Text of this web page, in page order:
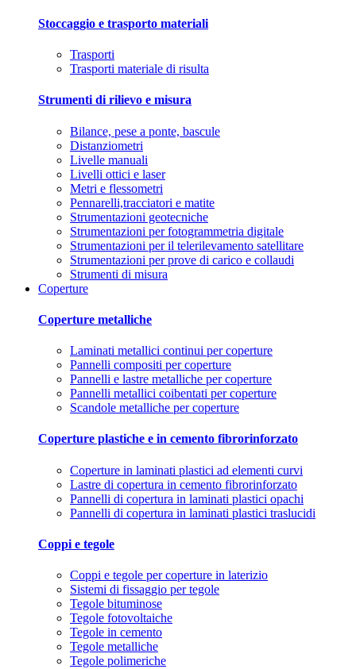
Stoccaggio e trasporto materiali
Trasporti
Trasporti materiale di risulta
Strumenti di rilievo e misura
Bilance, pese a ponte, bascule
Distanziometri
Livelle manuali
Livelli ottici e laser
Metri e flessometri
Pennarelli,tracciatori e matite
Strumentazioni geotecniche
Strumentazioni per fotogrammetria digitale
Strumentazioni per il telerilevamento satellitare
Strumentazioni per prove di carico e collaudi
Strumenti di misura
Coperture
Coperture metalliche
Laminati metallici continui per coperture
Pannelli compositi per coperture
Pannelli e lastre metalliche per coperture
Pannelli metallici coibentati per coperture
Scandole metalliche per coperture
Coperture plastiche e in cemento fibrorinforzato
Coperture in laminati plastici ad elementi curvi
Lastre di copertura in cemento fibrorinforzato
Pannelli di copertura in laminati plastici opachi
Pannelli di copertura in laminati plastici traslucidi
Coppi e tegole
Coppi e tegole per coperture in laterizio
Sistemi di fissaggio per tegole
Tegole bituminose
Tegole fotovoltaiche
Tegole in cemento
Tegole metalliche
Tegole polimeriche